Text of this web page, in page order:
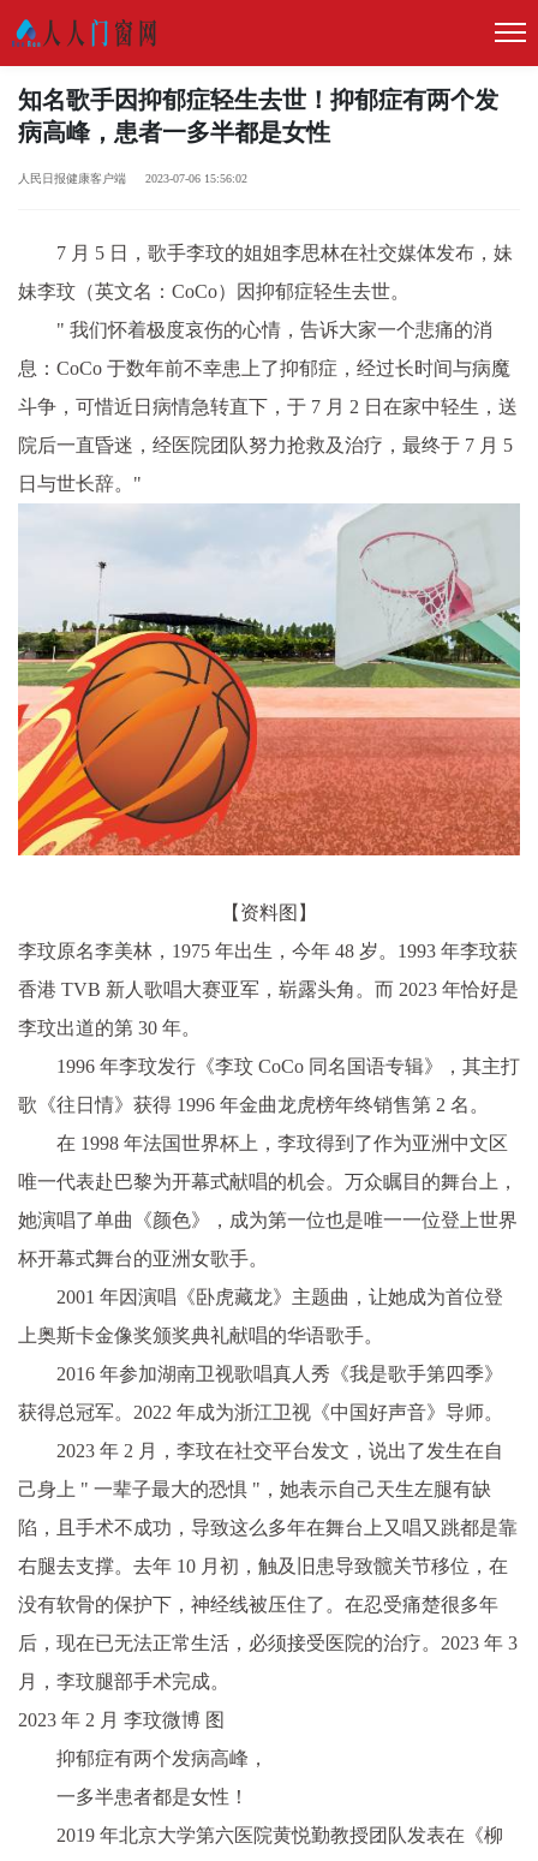
知名歌手因抑郁症轻生去世！抑郁症有两个发
病高峰，患者一多半都是女性
人民日报健康客户端 2023-07-06 15:56:02
7 月 5 日，歌手李玟的姐姐李思林在社交媒体发布，妹
妹李玟（英文名：CoCo）因抑郁症轻生去世。
" 我们怀着极度哀伤的心情，告诉大家一个悲痛的消
息：CoCo 于数年前不幸患上了抑郁症，经过长时间与病魔
斗争，可惜近日病情急转直下，于 7 月 2 日在家中轻生，送
院后一直昏迷，经医院团队努力抢救及治疗，最终于 7 月 5
日与世长辞。"
【资料图】
李玟原名李美林，1975 年出生，今年 48 岁。1993 年李玟获
香港 TVB 新人歌唱大赛亚军，崭露头角。而 2023 年恰好是
李玟出道的第 30 年。
1996 年李玟发行《李玟 CoCo 同名国语专辑》，其主打
歌《往日情》获得 1996 年金曲龙虎榜年终销售第 2 名。
在 1998 年法国世界杯上，李玟得到了作为亚洲中文区
唯一代表赴巴黎为开幕式献唱的机会。万众瞩目的舞台上，
她演唱了单曲《颜色》，成为第一位也是唯一一位登上世界
杯开幕式舞台的亚洲女歌手。
2001 年因演唱《卧虎藏龙》主题曲，让她成为首位登
上奥斯卡金像奖颁奖典礼献唱的华语歌手。
2016 年参加湖南卫视歌唱真人秀《我是歌手第四季》
获得总冠军。2022 年成为浙江卫视《中国好声音》导师。
2023 年 2 月，李玟在社交平台发文，说出了发生在自
己身上 " 一辈子最大的恐惧 "，她表示自己天生左腿有缺
陷，且手术不成功，导致这么多年在舞台上又唱又跳都是靠
右腿去支撑。去年 10 月初，触及旧患导致髋关节移位，在
没有软骨的保护下，神经线被压住了。在忍受痛楚很多年
后，现在已无法正常生活，必须接受医院的治疗。2023 年 3
月，李玟腿部手术完成。
2023 年 2 月 李玟微博 图
抑郁症有两个发病高峰，
一多半患者都是女性！
2019 年北京大学第六医院黄悦勤教授团队发表在《柳